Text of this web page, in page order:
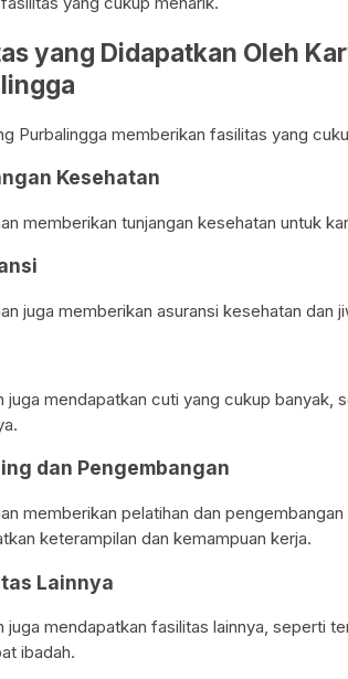
yang Didapatkan Oleh
Purbalingga memberikan fasilitas yang
Kesehatan
memberikan tunjangan kesehatan untuk
juga memberikan asuransi kesehatan dan
juga mendapatkan cuti yang cukup banyak,
dan Pengembangan
memberikan pelatihan dan
keterampilan dan kemampuan kerja.
Lainnya
juga mendapatkan fasilitas lainnya, seperti
ibadah.